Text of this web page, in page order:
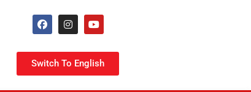
Switch To English